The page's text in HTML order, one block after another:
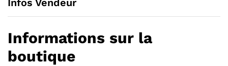
Informations sur la
boutique